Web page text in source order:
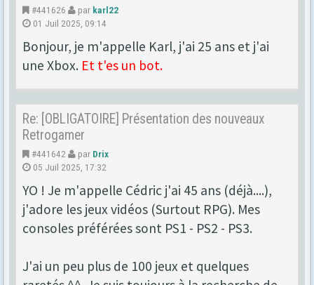
#441626 par karl22
01 Juil 2025, 09:14
Bonjour, je m'appelle Karl, j'ai 25 ans et j'ai
une Xbox. Et t'es un bot.
Re: [OBLIGATOIRE] Présentation des nouveaux
Retrogamer
#441642 par Drix
05 Juil 2025, 17:32
YO ! Je m'appelle Cédric j'ai 45 ans (déjà....),
j'adore les jeux vidéos (Surtout RPG). Mes
consoles préférées sont PS1 - PS2 - PS3.
J'ai un peu plus de 100 jeux et quelques